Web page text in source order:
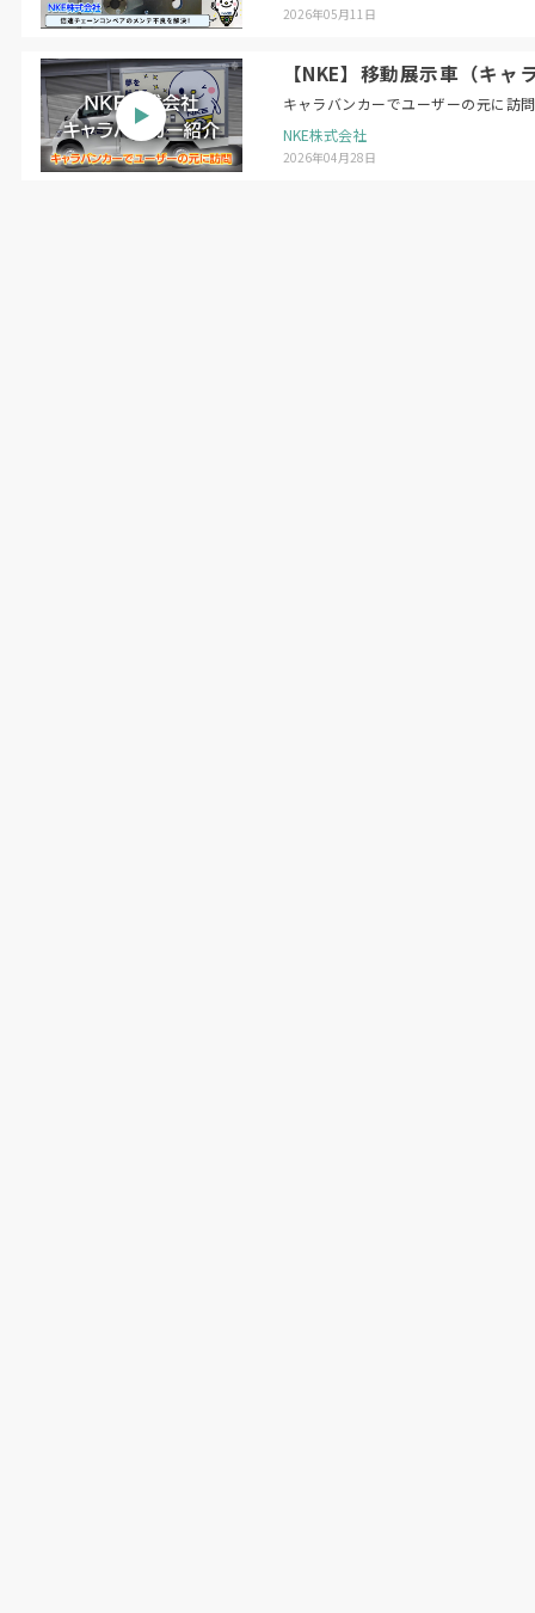
2026年05月11日
【NKE】移動展示車（キ
キャラバンカーでユーザーの元に訪問
NKE株式会社
2026年04月28日